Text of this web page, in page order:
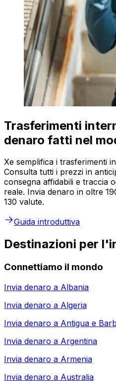
Trasferimenti
denaro fatti nel
Xe semplifica i trasferimenti
Consulta tutti i prezzi in
consegna affidabili e traccia
reale. Invia denaro in oltre
130 valute.
Guida introduttiva
Destinazioni per
Connettiamo il mondo
Invia denaro a Albania
Invia denaro a Algeria
Invia denaro a Antigua e
Invia denaro a Argentina
Invia denaro a Armenia
Invia denaro a Australia